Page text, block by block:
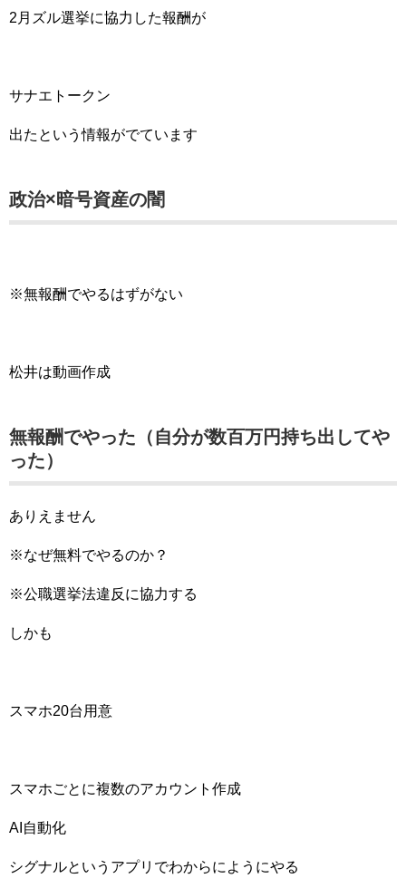
2月ズル選挙に協力した報酬が
サナエトークン
出たという情報がでています
政治×暗号資産の闇
※無報酬でやるはずがない
松井は動画作成
無報酬でやった（自分が数百万円持ち出してや
った）
ありえません
※なぜ無料でやるのか？
※公職選挙法違反に協力する
しかも
スマホ20台用意
スマホごとに複数のアカウント作成
AI自動化
シグナルというアプリでわからにようにやる